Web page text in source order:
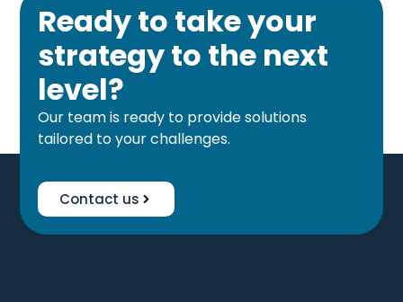
Ready to take your
strategy to the next
level?
Our team is ready to provide solutions
tailored to your challenges.
Contact us